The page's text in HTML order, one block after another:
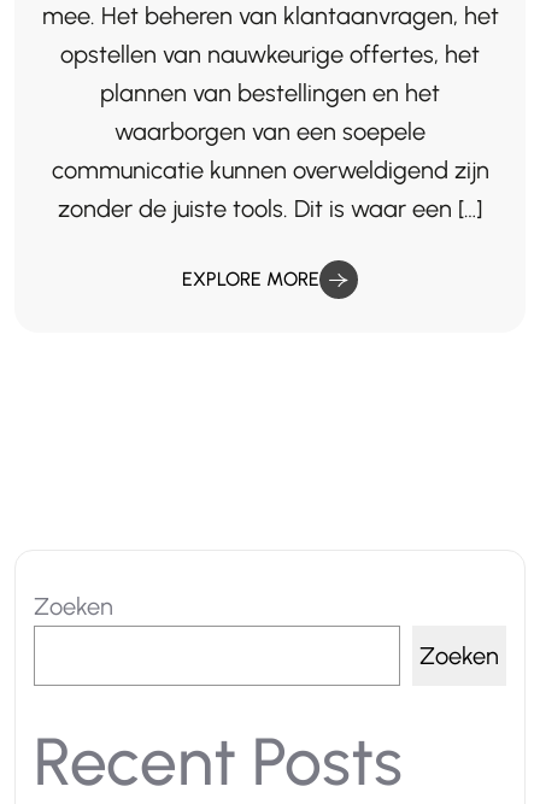
mee. Het beheren van klantaanvragen, het
opstellen van nauwkeurige offertes, het
plannen van bestellingen en het
waarborgen van een soepele
communicatie kunnen overweldigend zijn
zonder de juiste tools. Dit is waar een […]
EXPLORE MORE
Zoeken
Zoeken
Recent Posts